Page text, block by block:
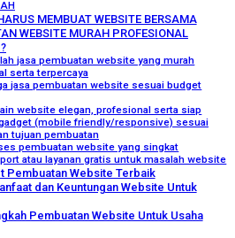
MEMBUAT WEBSITE BERSAMA
WEBSITE MURAH PROFESIONAL
jasa pembuatan website yang murah
serta terpercaya
jasa pembuatan website sesuai budget
website elegan, profesional serta siap
(mobile friendly/responsive) sesuai
tujuan pembuatan
pembuatan website yang singkat
atau layanan gratis untuk masalah website
Pembuatan Website Terbaik
dan Keuntungan Website Untuk
Pembuatan Website Untuk Usaha